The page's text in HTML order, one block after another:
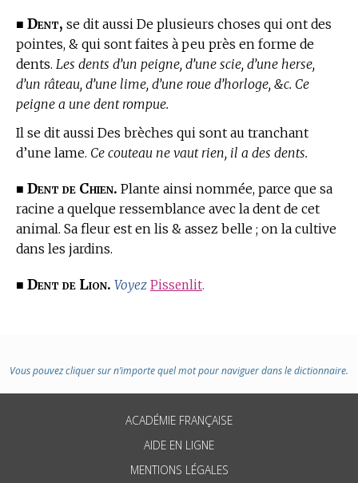
■ Dent, se dit aussi De plusieurs choses qui ont des
pointes, & qui sont faites à peu près en forme de
dents. Les dents d’un peigne, d’une scie, d’une herse,
d’un râteau, d’une lime, d’une roue d’horloge, &c. Ce
peigne a une dent rompue.
Il se dit aussi Des brèches qui sont au tranchant
d’une lame. Ce couteau ne vaut rien, il a des dents.
■ Dent de Chien. Plante ainsi nommée, parce que sa
racine a quelque ressemblance avec la dent de cet
animal. Sa fleur est en lis & assez belle ; on la cultive
dans les jardins.
■ Dent de Lion. Voyez Pissenlit.
Vous pouvez cliquer sur n’importe quel mot pour naviguer dans le dictionnaire.
ACADÉMIE FRANÇAISE
AIDE EN LIGNE
MENTIONS LÉGALES